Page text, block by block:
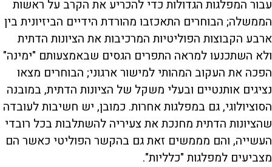
עבור המפלגות הגדולות כדי להכריע את הקרב על ראשות
הממשלה; הבוחרים התאכזבו מהורדת הידיים הביזיונית בין
ארבע הקבוצות הפוליטיות המרכיבות את הציונות הדתית
ולא השתכנעו למראה התפרים הגסים שבאמצעותם "ימינה"
הפכה את העקוב המהותי למישור ארגוני; הבוחרים מצאו
נציגים אותנטיים ובעלי משקל של הציונות הדתית, במובנה
הסוציולוגי, גם במפלגות אחרות. כמובן, יש חשיבות לעובדה
שהציונות הדתית מחנכת את צעיריה להשתלבות בכל רובדי
העשייה, והם מממשים זאת גם בהקשר הפוליטי כאשר הם
מצביעים למפלגות "כלליות".